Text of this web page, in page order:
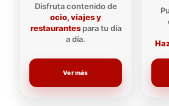
Disfruta contenido de
ocio, viajes y
restaurantespara tu día
a día.
Ver más